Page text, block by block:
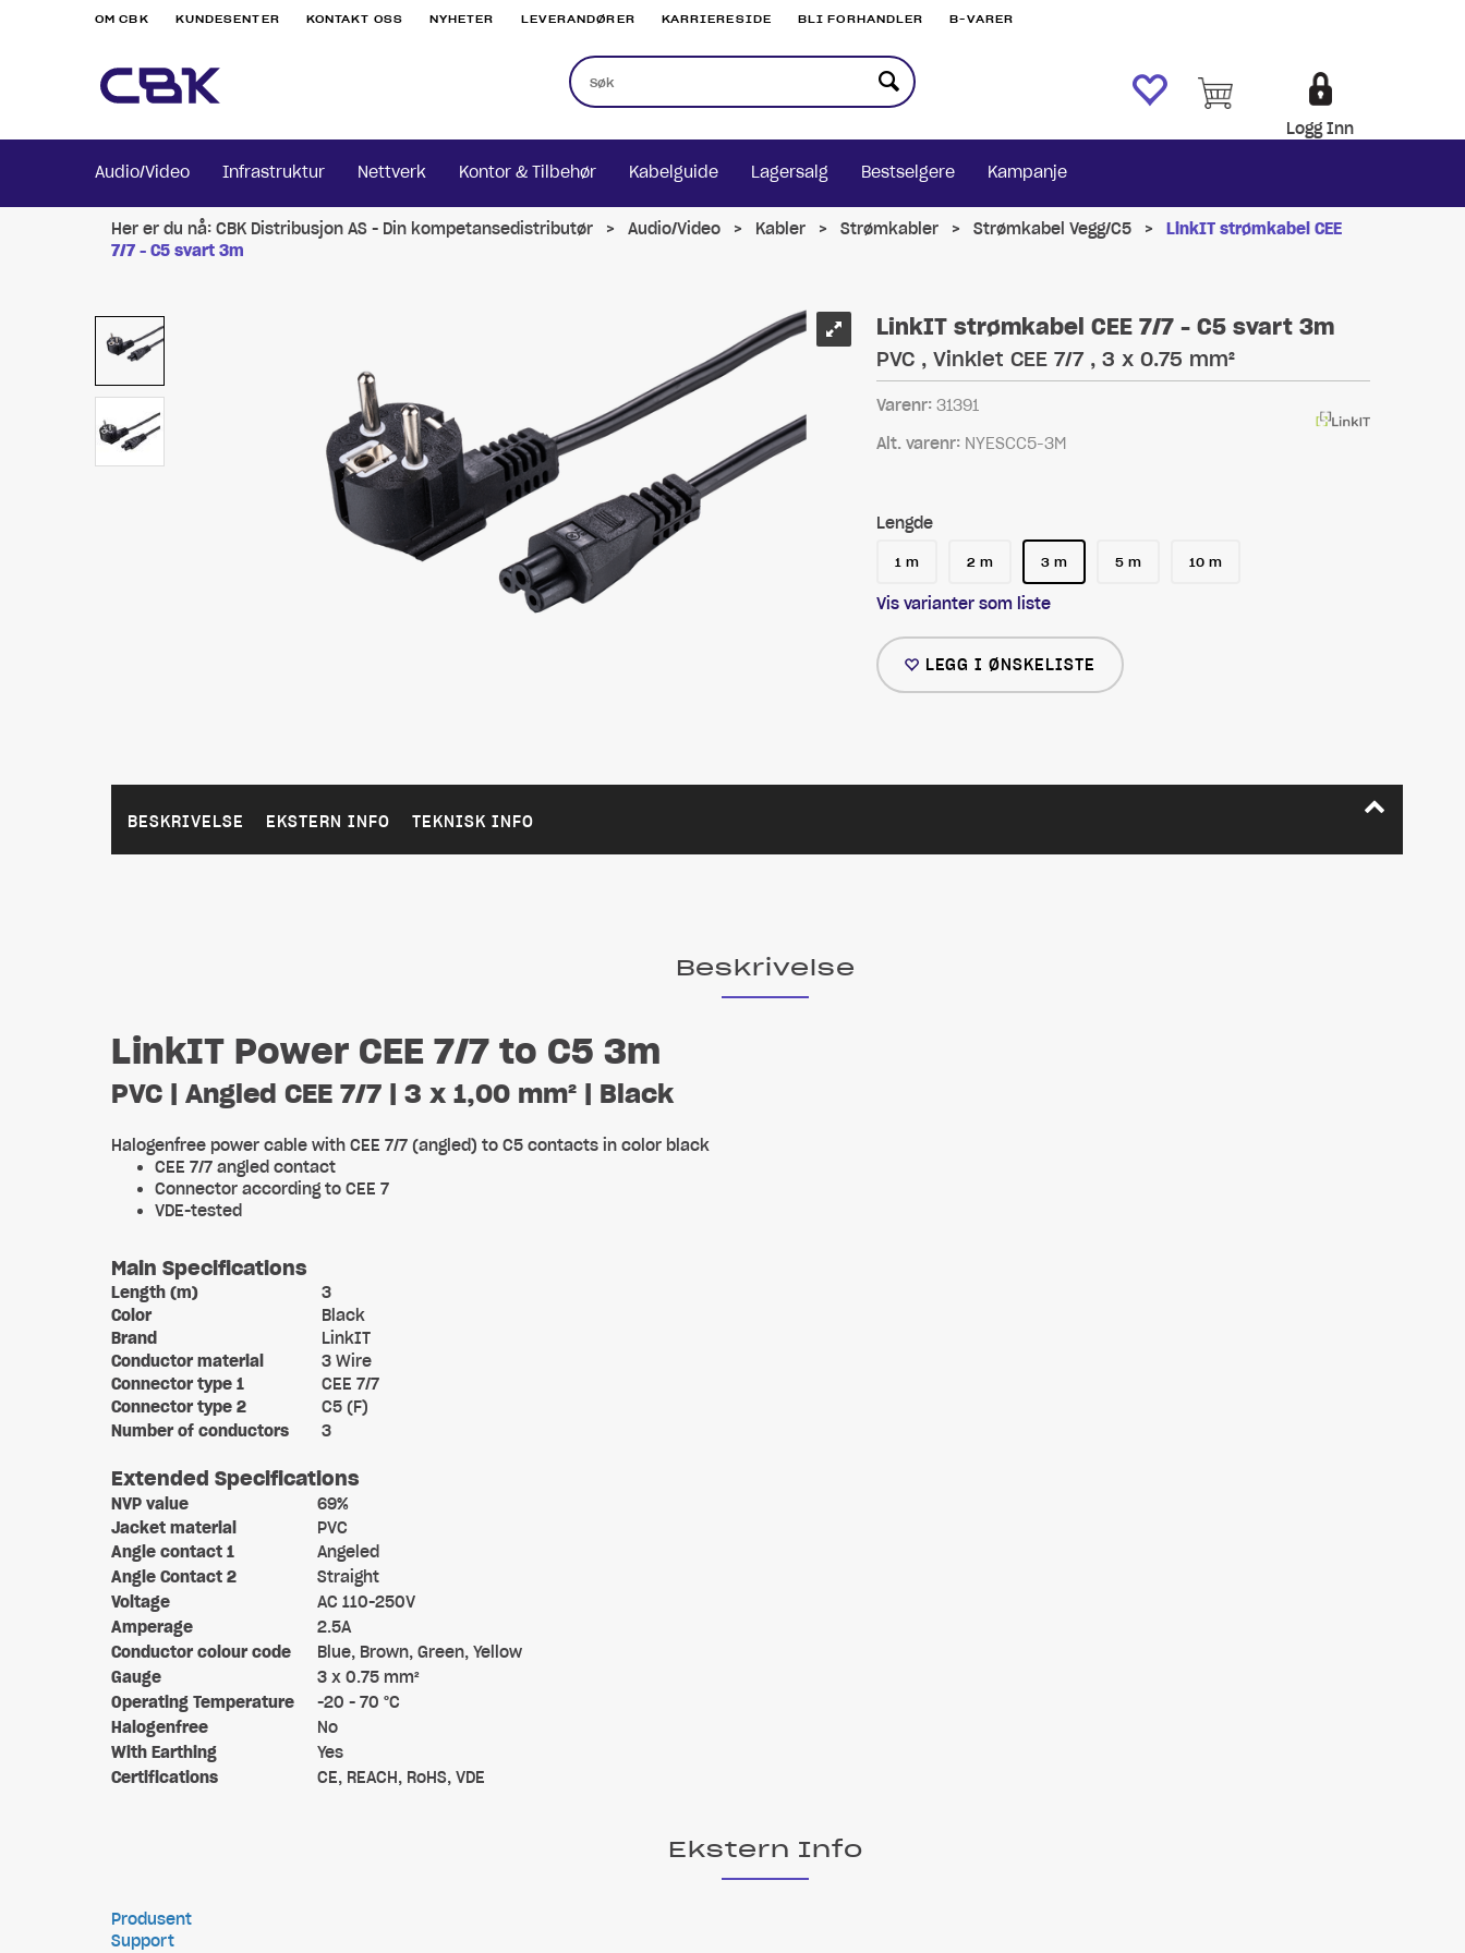
OM CBK KUNDESENTER KONTAKT OSS NYHETER LEVERANDØRER KARRIERESIDE BLI FORHANDLER B-VARER
Logg Inn
Audio/Video Infrastruktur Nettverk Kontor & Tilbehør Kabelguide Lagersalg Bestselgere Kampanje
Her er du nå: CBK Distribusjon AS - Din kompetansedistributør > Audio/Video > Kabler > Strømkabler > Strømkabel Vegg/C5 >
LinkIT strømkabel CEE
7/7 - C5 svart 3m
LinkIT strømkabel CEE 7/7 - C5 svart 3m
PVC , Vinklet CEE 7/7 , 3 x 0.75 mm²
Varenr: 31391
Alt. varenr: NYESCC5-3M
Lengde
1 m 2 m 3 m 5 m 10 m
Vis varianter som liste
LEGG I ØNSKELISTE
BESKRIVELSE EKSTERN INFO TEKNISK INFO
Beskrivelse
LinkIT Power CEE 7/7 to C5 3m
PVC | Angled CEE 7/7 | 3 x 1,00 mm² | Black
Halogenfree power cable with CEE 7/7 (angled) to C5 contacts in color black
CEE 7/7 angled contact
Connector according to CEE 7
VDE-tested
Main Specifications
Length (m)
3
Color
Black
Brand
LinkIT
Conductor material
3 Wire
Connector type 1
CEE 7/7
Connector type 2
C5 (F)
Number of conductors
3
Extended Specifications
NVP value
69%
Jacket material
PVC
Angle contact 1
Angeled
Angle Contact 2
Straight
Voltage
AC 110-250V
Amperage
2.5A
Conductor colour code
Blue, Brown, Green, Yellow
Gauge
3 x 0.75 mm²
Operating Temperature
-20 - 70 °C
Halogenfree
No
With Earthing
Yes
Certifications
CE, REACH, RoHS, VDE
Ekstern Info
Produsent
Support